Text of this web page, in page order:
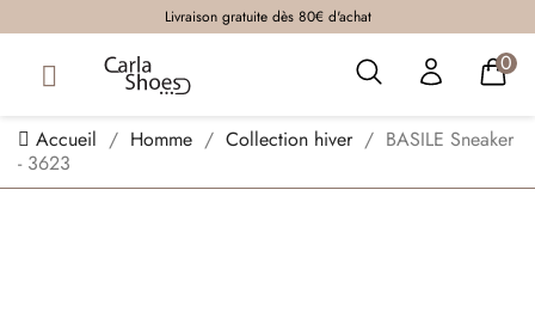
Livraison gratuite dès 80€ d'achat
0
Accueil Homme Collection hiver
BASILE Sneaker
- 3623